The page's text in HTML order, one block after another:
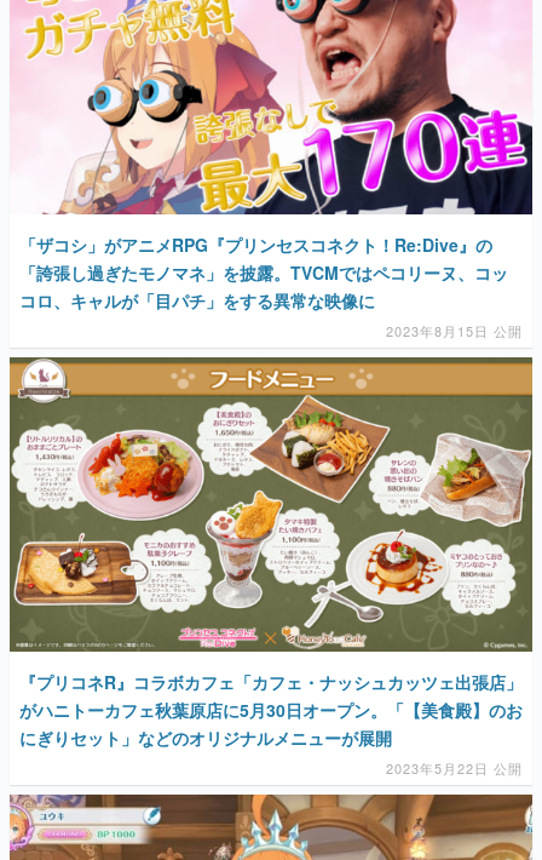
「ザコシ」がアニメRPG『プリンセスコネクト！Re:Dive』の
「誇張し過ぎたモノマネ」を披露。TVCMではペコリーヌ、コッ
コロ、キャルが「目パチ」をする異常な映像に
2023年8月15日 公開
『プリコネR』コラボカフェ「カフェ・ナッシュカッツェ出張店」
がハニトーカフェ秋葉原店に5月30日オープン。「【美食殿】のお
にぎりセット」などのオリジナルメニューが展開
2023年5月22日 公開